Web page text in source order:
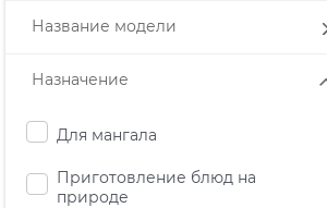
Название модели
Назначение
Для мангала
Приготовление блюд на
природе